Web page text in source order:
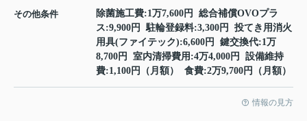
その他条件
除菌施工費:1万7,600円 総合補償OVOプラ
ス:9,900円 駐輪登録料:3,300円 投てき用消火
用具(ファイテック):6,600円 鍵交換代:1万
8,700円 室内清掃費用:4万4,000円 設備維持
費:1,100円（月額） 食費:2万9,700円（月額）
情報の見方